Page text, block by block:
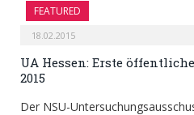
FEATURED
18.02.2015
UA Hessen: Erste
2015
Der NSU-